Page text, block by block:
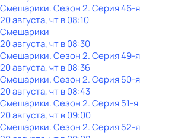
Смешарики. Сезон 2. Серия 46-я
20 августа, чт в 08:10
Смешарики
20 августа, чт в 08:30
Смешарики. Сезон 2. Серия 49-я
20 августа, чт в 08:36
Смешарики. Сезон 2. Серия 50-я
20 августа, чт в 08:43
Смешарики. Сезон 2. Серия 51-я
20 августа, чт в 09:00
Смешарики. Сезон 2. Серия 52-я